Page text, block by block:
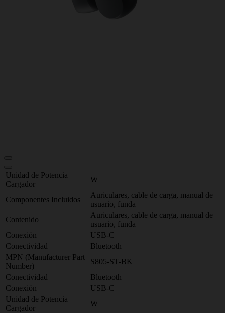
Unidad de Potencia
Cargador
W
Componentes Incluidos
Auriculares, cable de carga, manual de
usuario, funda
Contenido
Auriculares, cable de carga, manual de
usuario, funda
Conexión
USB-C
Conectividad
Bluetooth
MPN (Manufacturer Part
Number)
S805-ST-BK
Conectividad
Bluetooth
Conexión
USB-C
Unidad de Potencia
Cargador
W